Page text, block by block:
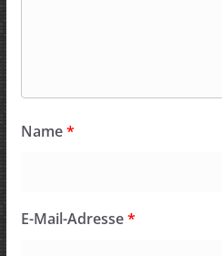
Name*
E-Mail-Adresse*